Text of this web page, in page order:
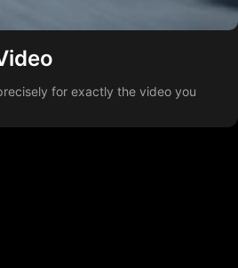
for exactly the video you